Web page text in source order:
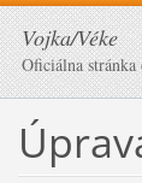
Vojka/Véke
Oficiálna stránka